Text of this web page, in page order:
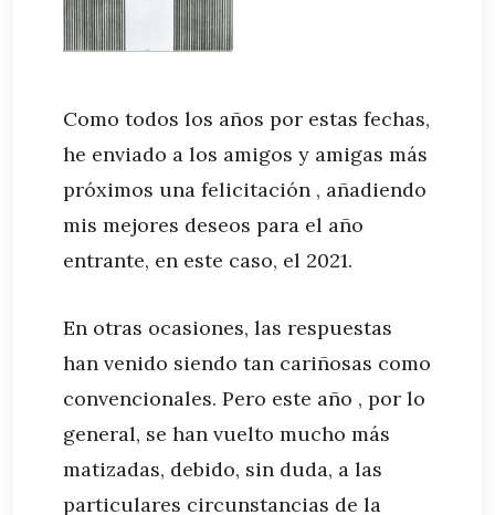
Como todos los años por estas fechas,
he enviado a los amigos y amigas más
próximos una felicitación , añadiendo
mis mejores deseos para el año
entrante, en este caso, el 2021.
En otras ocasiones, las respuestas
han venido siendo tan cariñosas como
convencionales. Pero este año , por lo
general, se han vuelto mucho más
matizadas, debido, sin duda, a las
particulares circunstancias de la